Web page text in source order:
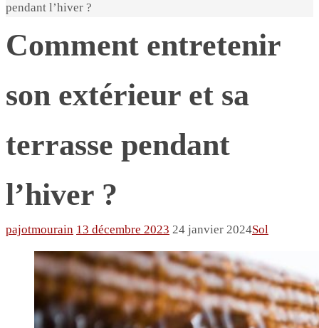
pendant l’hiver ?
Comment entretenir
son extérieur et sa
terrasse pendant
l’hiver ?
pajotmourain 13 décembre 2023 24 janvier 2024Sol